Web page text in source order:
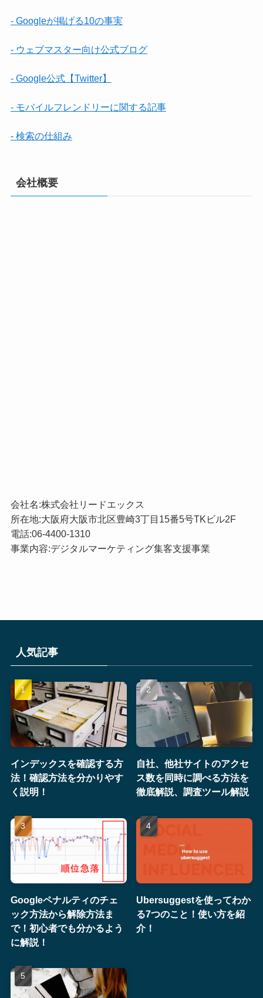
- Googleが掲げる10の事実
- ウェブマスター向け公式ブログ
- Google公式【Twitter】
- モバイルフレンドリーに関する記事
- 検索の仕組み
会社概要
会社名:株式会社リードエックス
所在地:大阪府大阪市北区豊崎3丁目15番5号TKビル2F
電話:06-4400-1310
事業内容:デジタルマーケティング集客支援事業
人気記事
インデックスを確認する方
法！確認方法を分かりやす
く説明！
自社、他社サイトのアクセ
ス数を同時に調べる方法を
徹底解説、調査ツール解説
Googleペナルティのチェ
ック方法から解除方法ま
で！初心者でも分かるよう
に解説！
Ubersuggestを使ってわか
る7つのこと！使い方を紹
介！